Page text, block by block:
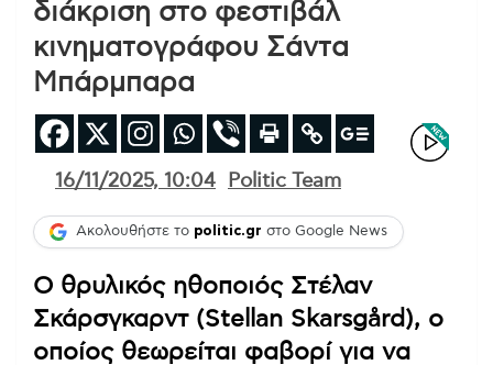
διάκριση στο φεστιβάλ
κινηματογράφου Σάντα
Μπάρμπαρα
16/11/2025, 10:04 Politic Team
Ακολουθήστε το politic.gr στο Google News
Ο θρυλικός ηθοποιός Στέλαν
Σκάρσγκαρντ (Stellan Skarsgård), ο
οποίος θεωρείται φαβορί για να